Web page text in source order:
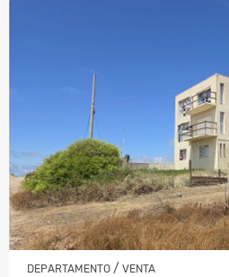
DEPARTAMENTO / VENTA